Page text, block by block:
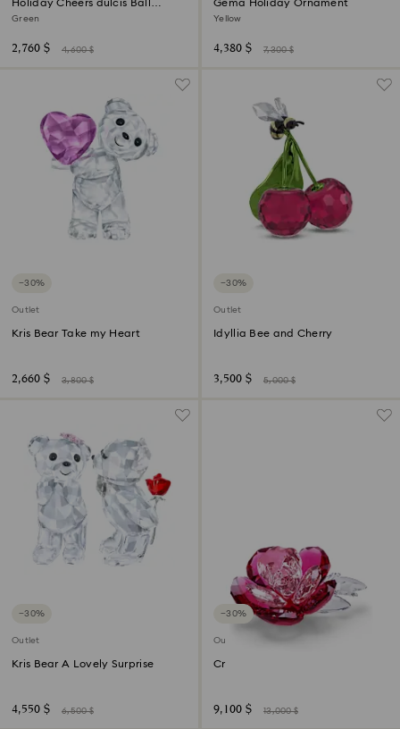
Holiday Cheers dulcis Ball
Ornament
Green
2,760 $ 4,600 $
Gema Holiday Ornament
Yellow
4,380 $ 7,300 $
−30%
Outlet
Kris Bear Take my Heart
2,660 $ 3,800 $
−30%
Outlet
Idyllia Bee and Cherry
3,500 $ 5,000 $
−30%
Outlet
Kris Bear A Lovely Surprise
4,550 $ 6,500 $
−30%
Outlet
Crystal Flowers Peony
9,100 $ 13,000 $